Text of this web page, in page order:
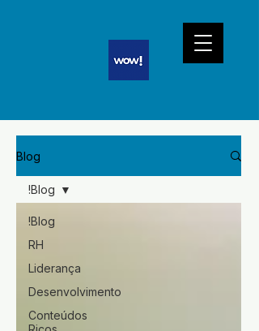
Blog
!Blog
RH
Liderança
Desenvolvimento
Conteúdos
!Blog